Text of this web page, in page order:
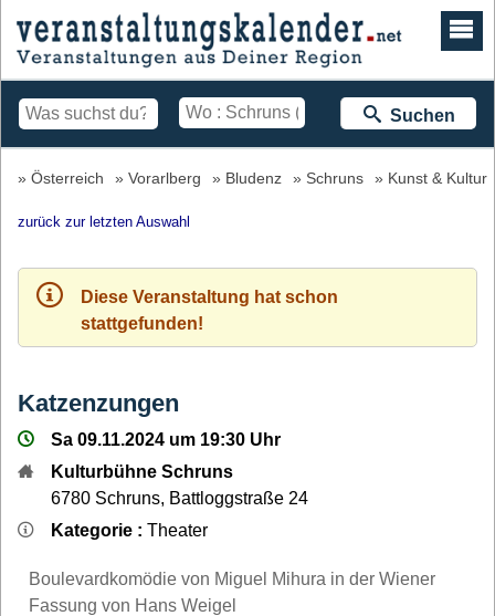
Suchen
Österreich Vorarlberg Bludenz Schruns Kunst & Kultur
zurück zur letzten Auswahl
Diese Veranstaltung hat schon
stattgefunden!
Katzenzungen
Sa 09.11.2024 um 19:30 Uhr
Kulturbühne Schruns
6780 Schruns, Battloggstraße 24
Kategorie : Theater
Boulevardkomödie von Miguel Mihura in der Wiener
Fassung von Hans Weigel